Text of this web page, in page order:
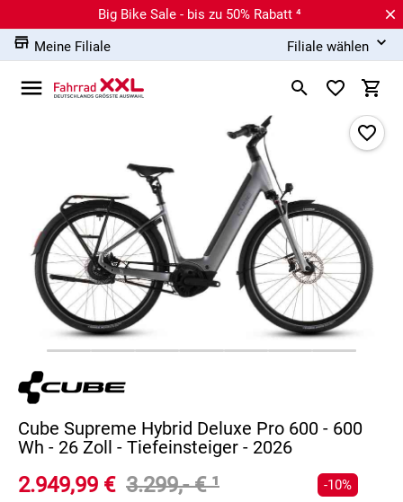
Big Bike Sale - bis zu 50% Rabatt ⁴
Meine Filiale
Filiale wählen
Cube Supreme Hybrid Deluxe Pro 600 - 600
Wh - 26 Zoll - Tiefeinsteiger - 2026
2.949,99 € 3.299,- €¹ -10%